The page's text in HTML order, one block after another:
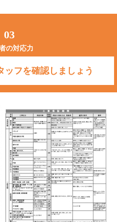
03
の対応力
ッフを確認しましょう